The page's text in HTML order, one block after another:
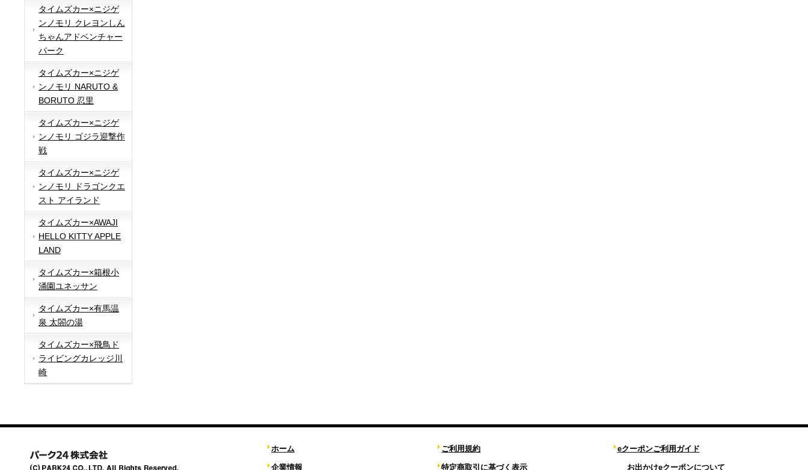
タイムズカー×ニジゲ
ンノモリ クレヨンしん
ちゃんアドベンチャー
パーク
タイムズカー×ニジゲ
ンノモリ NARUTO &
BORUTO 忍里
タイムズカー×ニジゲ
ンノモリ ゴジラ迎撃作
戦
タイムズカー×ニジゲ
ンノモリ ドラゴンクエ
スト アイランド
タイムズカー×AWAJI
HELLO KITTY APPLE
LAND
タイムズカー×箱根小
涌園ユネッサン
タイムズカー×有馬温
泉 太閤の湯
タイムズカー×飛鳥ド
ライビングカレッジ川
崎
ホーム
企業情報
ご利用規約
特定商取引に基づく表示
eクーポンご利用ガイド
お出かけeクーポンについて